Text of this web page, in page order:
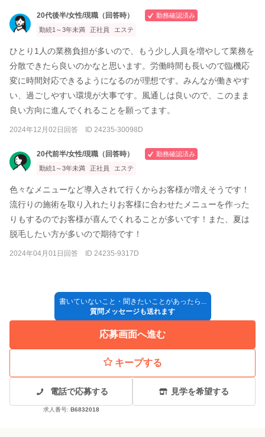
20代後半/女性/現職（回答時）
勤務確認済み
勤続1～3年未満
正社員 エステ
ひとり1人の業務負担が多いので、もう少し人員を増やして業務を
分散できたら良いのかなと思います。労働時間も長いので臨機応
変に時間対応できるようになるのが理想です。みんなが働きやす
い、過ごしやすい環境が大事です。風通しは良いので、このまま
良い方向に進んでくれることを願ってます。
2024年12月02日回答 ID 24235-30098D
20代前半/女性/現職（回答時）
勤務確認済み
勤続1～3年未満
正社員 エステ
色々なメニューなど導入されて行くからお客様が増えそうです！
流行りの施術を取り入れたりお客様に合わせたメニューを作った
りもするのでお客様が喜んでくれることが多いです！また、夏は
脱毛したい方が多いので期待です！
2024年04月01日回答 ID 24235-9317D
書いていないこと・聞きたいことがあったら...
質問メッセージも送れます
応募画面へ進む
キープする
電話で応募する
求人番号: B6832018
見学を希望する